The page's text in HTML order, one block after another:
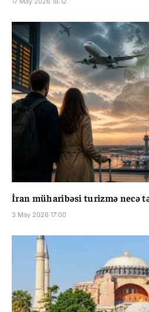
İran müharibəsi turizmə necə
3 May 2026 17:00